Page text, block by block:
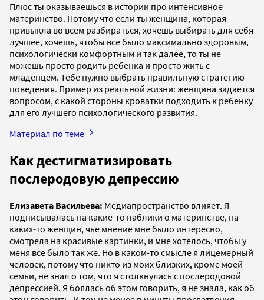
Плюс ты оказываешься в истории про интенсивное
материнство. Потому что если ты женщина, которая
привыкла во всем разбираться, хочешь выбирать для себя
лучшее, хочешь, чтобы все было максимально здоровым,
психологически комфортным и так далее, то ты не
можешь просто родить ребенка и просто жить с
младенцем. Тебе нужно выбрать правильную стратегию
поведения. Пример из реальной жизни: женщина задается
вопросом, с какой стороны кроватки подходить к ребенку
для его лучшего психологического развития.
Материал по теме
Как дестигматизировать
послеродовую депрессию
Елизавета Васильева: Медиапространство влияет. Я
подписывалась на какие-то паблики о материнстве, на
каких-то женщин, чье мнение мне было интересно,
смотрела на красивые картинки, и мне хотелось, чтобы у
меня все было так же. Но в каком-то смысле я лицемерный
человек, потому что никто из моих близких, кроме моей
семьи, не знал о том, что я столкнулась с послеродовой
депрессией. Я боялась об этом говорить, я не знала, как об